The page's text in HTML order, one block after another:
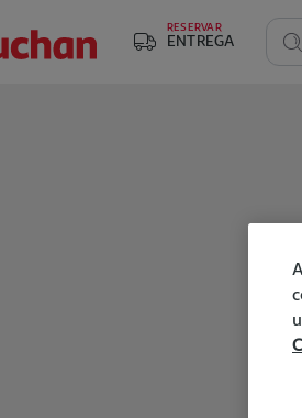
RESERVAR
ENTREGA